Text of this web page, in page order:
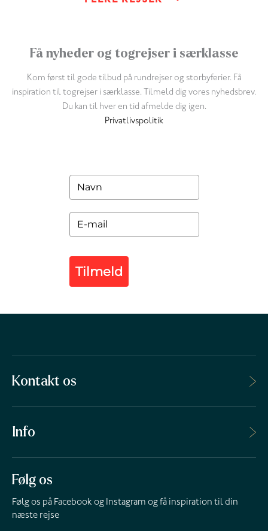
Få nyheder og togrejser i særklasse
Kom først til gode tilbud på rundrejser og storbyferier. Få
inspiration til togrejser i særklasse. Tilmeld dig vores nyhedsbrev.
Du kan til hver en tid afmelde dig igen.
Privatlivspolitik
Tilmeld
Kontakt os
Info
Følg os
Følg os på Facebook og Instagram og få inspiration til din
næste rejse